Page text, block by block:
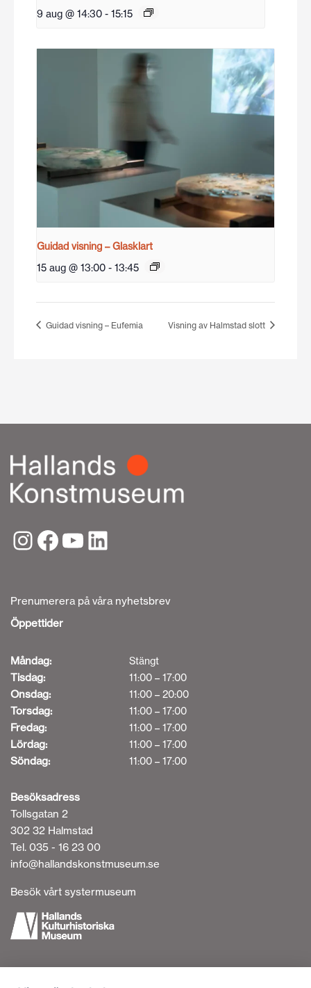
9 aug @ 14:30 - 15:15
Guidad visning – Glasklart
15 aug @ 13:00 - 13:45
Guidad visning – Eufemia Visning av Halmstad slott
Prenumerera på våra nyhetsbrev
Öppettider
Måndag: Stängt
Tisdag: 11:00 – 17:00
Onsdag: 11:00 – 20:00
Torsdag: 11:00 – 17:00
Fredag: 11:00 – 17:00
Lördag: 11:00 – 17:00
Söndag: 11:00 – 17:00
Besöksadress
Tollsgatan 2
302 32 Halmstad
Tel. 035 - 16 23 00
info@hallandskonstmuseum.se
Besök vårt systermuseum